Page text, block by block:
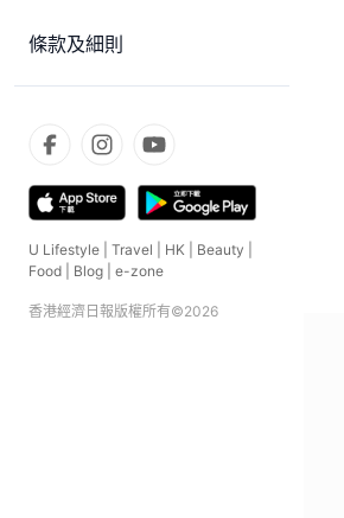
條款及細則
U Lifestyle Travel HK Beauty
Food
Blog e-zone
香港經濟日報版權所有©2026